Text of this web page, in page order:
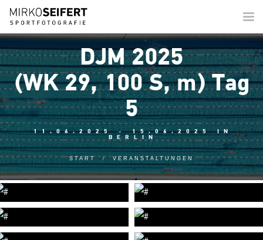
DJM 2025
(WK 29, 100 S, m) Tag
5
11.06.2025 - 15.06.2025 IN
BERLIN
START VERANSTALTUNGEN